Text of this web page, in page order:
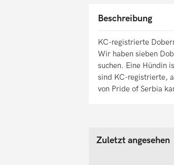
Beschreibung
KC-registrierte
Wir haben sieben
suchen. Eine Hündin
sind KC-registrierte,
von Pride of Serbia
Zuletzt angesehen